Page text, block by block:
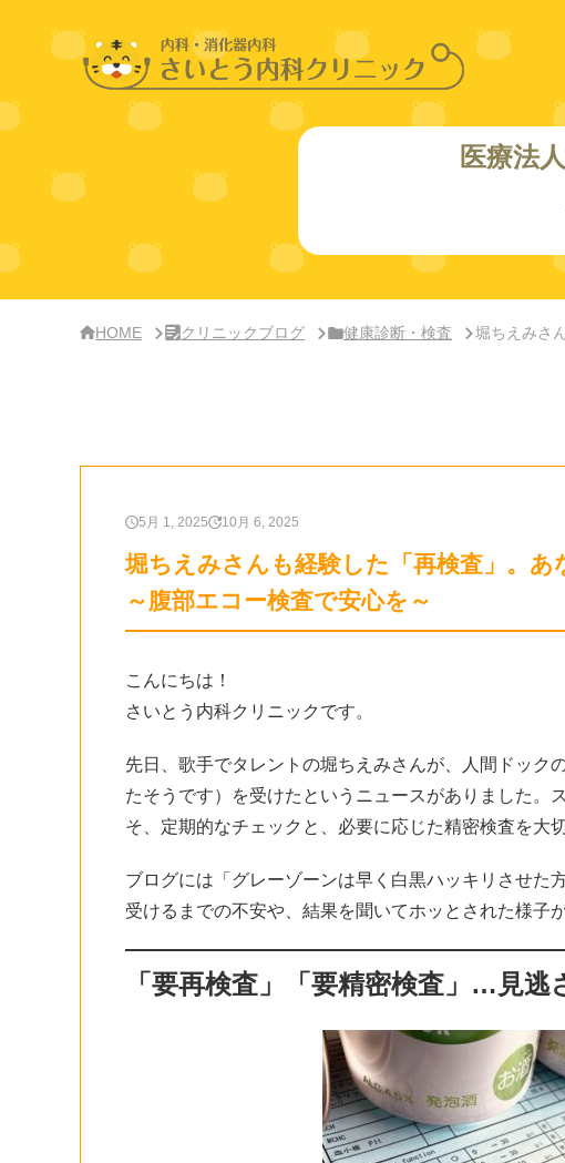
ニッ
医療法
HOME クリニックブログ 健康診断・検査 堀ちえみさ
5月 1, 2025 10月 6, 2025
堀ちえみさんも経験した「再検査」。
～腹部エコー検査で安心を～
こんにちは！
さいとう内科クリニックです。
先日、歌手でタレントの堀ちえみさんが、人間ドック
たそうです）を受けたというニュースがありました。
そ、定期的なチェックと、必要に応じた精密検査を大
ブログには「グレーゾーンは早く白黒ハッキリさせた
受けるまでの不安や、結果を聞いてホッとされた様子
「要再検査」「要精密検査」…見